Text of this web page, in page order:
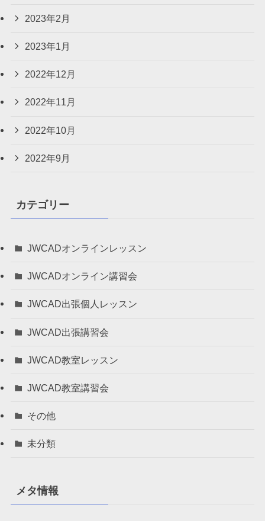
2023年2月
2023年1月
2022年12月
2022年11月
2022年10月
2022年9月
カテゴリー
JWCADオンラインレッスン
JWCADオンライン講習会
JWCAD出張個人レッスン
JWCAD出張講習会
JWCAD教室レッスン
JWCAD教室講習会
その他
未分類
メタ情報